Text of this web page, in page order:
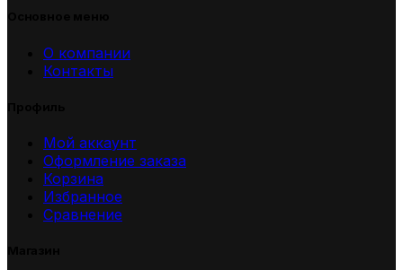
О компании
Контакты
Мой аккаунт
Оформление заказа
Корзина
Избранное
Сравнение